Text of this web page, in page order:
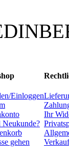
Einloggen
Neukunde?
gehen
Ihr